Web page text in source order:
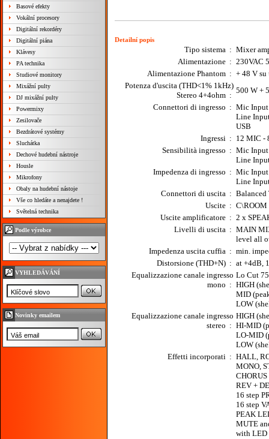
Basové efekty
Vokální procesory
Digitální rekordéry
Digitální piána
Klávesy
PA technika
Studiové monitory
Mixážní pulty
DJ mixážní pulty
Powermixy
Zesilovače
Bezdrátové systémy
Sluchátka
Dechové hudební nástroje
Housle
Mikrofony
Obaly na hudební nástoje
Vše co hledáte a nenajdete !
Světelná technika
Podle výrobce
VYHLEDÁVÁNÍ
Novinky emailem
Detailní popis
Tipo sistema : Mixer
Alimentazione : 230VAC
Alimentazione Phantom : + 48 V
Potenza d'uscita (THD<1% 1kHz)
Stereo 4+4ohm :
500 W +
Connettori di ingresso : Mic Input
Line
USB
Ingressi : 12 MIC -
Sensibilità ingresso : Mic Input
Line
Impedenza di ingresso : Mic
Line
Connettori di uscita : Balanced
Uscite : C\ROOM
Uscite amplificatore : 2 x
Livelli di uscita : MAIN
level all
Impedenza uscita cuffia : min.
Distorsione (THD+N) : at +4dB,
Equalizzazione canale ingresso
mono :
Lo Cut
HIGH
MID
LOW
Equalizzazione canale ingresso
stereo :
HIGH
HI-MID
LO-MID
LOW
Effetti incorporati : HALL,
MONO,
REV +
16 step
16 step
PEAK
MUTE
with LED